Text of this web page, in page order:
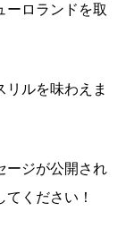
ーロランドを取
リルを味わえま
ージが公開され
ください！